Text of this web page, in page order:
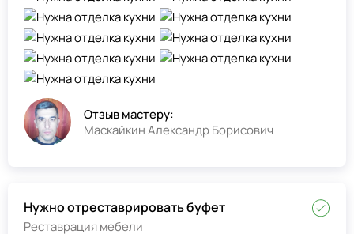
Отзыв мастеру:
Маскайкин Александр Борисович
Нужно отреставрировать буфет
Реставрация мебели